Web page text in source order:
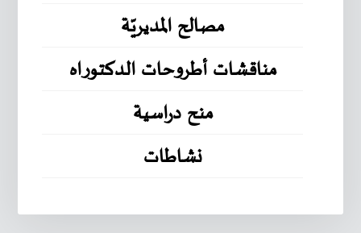
مصالح المديريّة
مناقشات أطروحات الدكتوراه
منح دراسية
نشاطات